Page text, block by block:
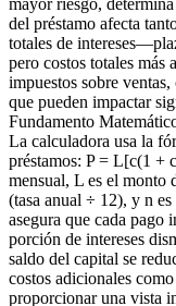
mayor riesgo,
del préstamo afecta
totales de
pero costos totales más
impuestos sobre
que pueden impactar
Fundamento
La calculadora usa la
préstamos: P = L[c(1 +
mensual, L es el monto
(tasa anual ÷ 12), y n
asegura que cada pago
porción de intereses
saldo del capital se
costos adicionales
proporcionar una vista